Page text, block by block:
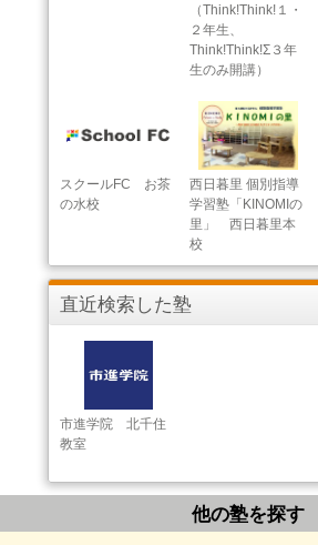
（Think!Think!１・
２年生、
Think!Think!Σ３年
生のみ開講）
スクールFC お茶
の水校
西日暮里 個別指導
学習塾「KINOMIの
里」 西日暮里本
校
直近検索した塾
市進学院 北千住
教室
他の塾を探す